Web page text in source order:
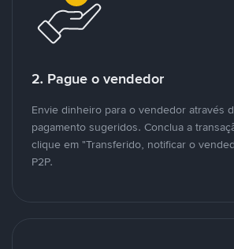
2. Pague o vendedor
Envie dinheiro para o vendedor através
pagamento sugeridos. Conclua a
clique em "Transferido, notificar o
P2P.